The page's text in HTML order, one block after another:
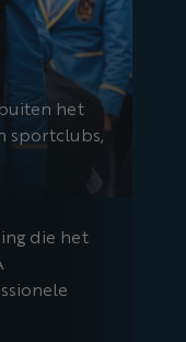
het
sportclubs,
die het